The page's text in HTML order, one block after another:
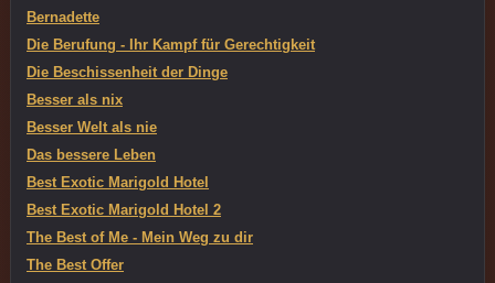
Bernadette
Die Berufung - Ihr Kampf für Gerechtigkeit
Die Beschissenheit der Dinge
Besser als nix
Besser Welt als nie
Das bessere Leben
Best Exotic Marigold Hotel
Best Exotic Marigold Hotel 2
The Best of Me - Mein Weg zu dir
The Best Offer